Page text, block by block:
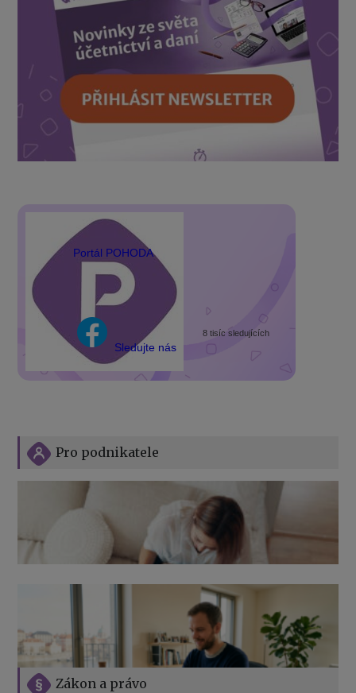
Portál POHODA
Sledujte nás
8 tisíc sledujících
Zákon a právo
Pro podnikatele